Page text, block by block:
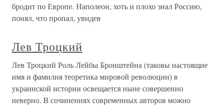
бродит по Европе. Наполеон, хоть и плохо знал Россию,
понял, что пропал, увидев
Лев Троцкий
Лев Троцкий Роль Лейбы Бронштейна (таковы настоящие
имя и фамилия теоретика мировой революции) в
украинской истории освещается ныне совершенно
неверно. В сочинениях современных авторов можно